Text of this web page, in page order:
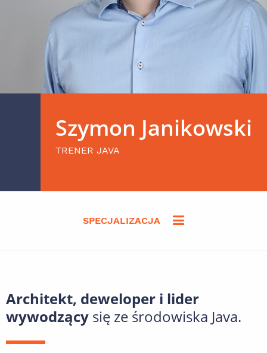
Szymon Janikowski
TRENER JAVA
SPECJALIZACJA
Architekt, deweloper i lider
wywodzący się ze środowiska Java.